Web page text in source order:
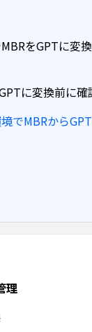
をGPTに変
に変換前に確
でMBRから
理